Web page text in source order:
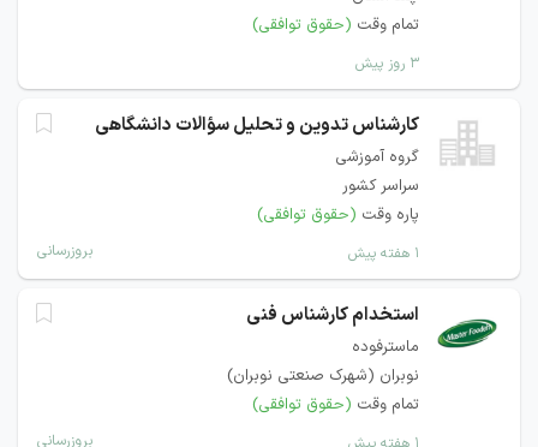
تمام وقت (حقوق توافقی)
۳ روز پیش
کارشناس تدوین و تحلیل سؤالات دانشگاهی
گروه آموزشی
سراسر کشور
پاره وقت (حقوق توافقی)
۱ هفته پیش بروزرسانی
استخدام کارشناس فنی
ماسترفوده
نوبران (شهرک صنعتی نوبران)
تمام وقت (حقوق توافقی)
بروزرسانی